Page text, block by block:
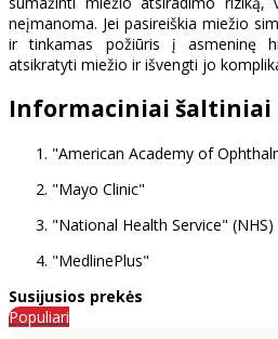
neįmanoma. Jei pasireiškia miežio
ir tinkamas požiūris į asmeninę
atsikratyti miežio ir išvengti jo
Informaciniai šaltiniai
"American Academy of
"Mayo Clinic"
"National Health Service" (NHS)
"MedlinePlus"
Susijusios prekės
Populiari